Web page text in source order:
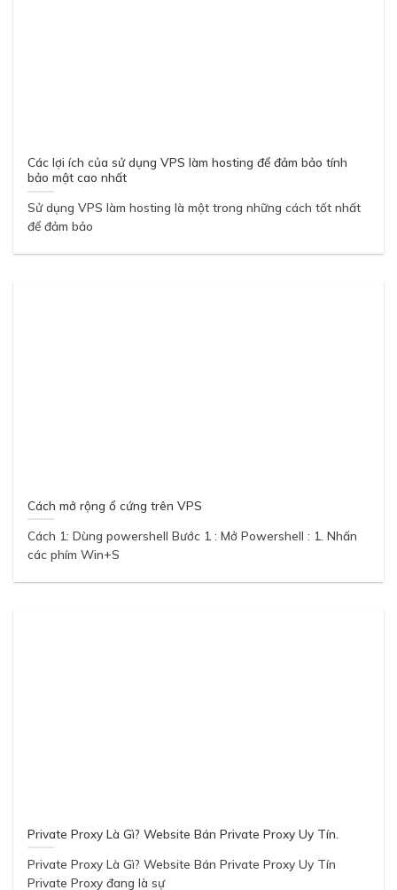
Các lợi ích của sử dụng VPS làm hosting để đảm bảo tính
bảo mật cao nhất
Sử dụng VPS làm hosting là một trong những cách tốt nhất
để đảm bảo
Cách mở rộng ổ cứng trên VPS
Cách 1: Dùng powershell Bước 1 : Mở Powershell : 1. Nhấn
các phím Win+S
Private Proxy Là Gì? Website Bán Private Proxy Uy Tín.
Private Proxy Là Gì? Website Bán Private Proxy Uy Tín
Private Proxy đang là sự